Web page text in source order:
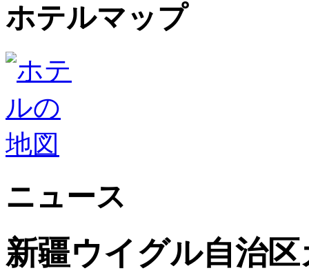
ホテルマップ
ニュース
新疆ウイグル自治